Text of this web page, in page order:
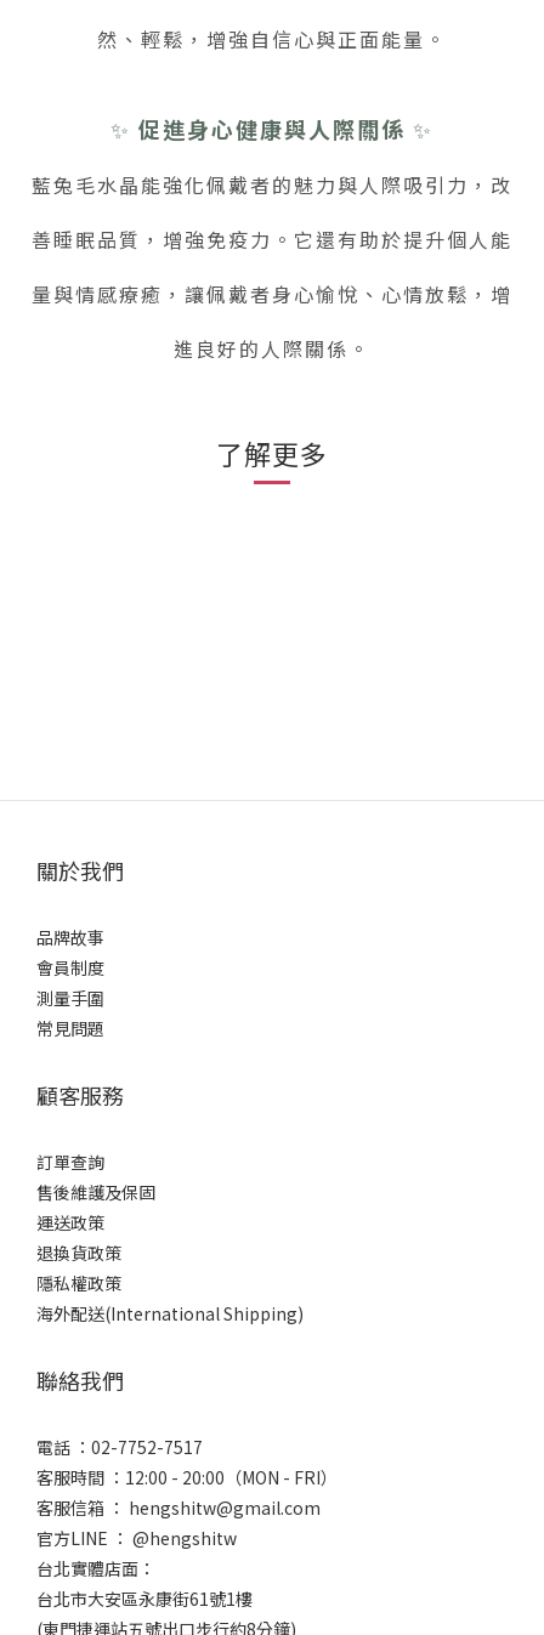
然、輕鬆，增強自信心與正面能量。
✨ 促進身心健康與人際關係 ✨
藍兔毛水晶能強化佩戴者的魅力與人際吸引力，改
善睡眠品質，增強免疫力。它還有助於提升個人能
量與情感療癒，讓佩戴者身心愉悅、心情放鬆，增
進良好的人際關係。
了解更多
關於我們
品牌故事
會員制度
測量手圍
常見問題
顧客服務
訂單查詢
售後維護及保固
運送政策
退換貨政策
隱私權政策
海外配送(International Shipping)
聯絡我們
電話 ：02-7752-7517
客服時間 ：12:00 - 20:00（MON - FRI）
客服信箱 ： hengshitw@gmail.com
官方LINE ： @hengshitw
台北實體店面：
台北市大安區永康街61號1樓
(東門捷運站五號出口步行約8分鐘)